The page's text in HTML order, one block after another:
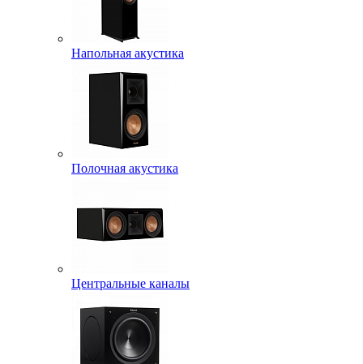
Напольная акустика
Полочная акустика
Центральные каналы